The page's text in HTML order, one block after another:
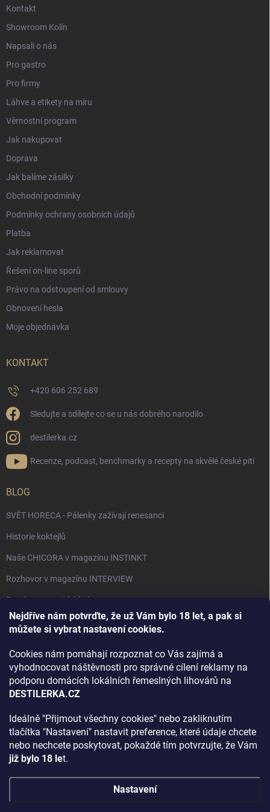
Nejdříve nám potvrďte, že už Vám bylo 18 let, a pak si
můžete si vybrat nastavení cookies.
Cookies nám pomáhají rozpoznat co Vás zajímá a
vyhodnocovat náštěvnosti pro správné cílení reklamy na
podporu domácích lokálních řemeslných lihovárů na
DESTILERKA.CZ
Ideálně "Přijmout všechny cookies" nebo zakliknutím
tlačítka "Nastavení" nastavit preference, které údaje chcete
nebo nechcete poskytovat, pokaždé tím potvrzujte, že Vám
již bylo 18 let.
Nastavení
Kontakt
Showroom Kolín
Napsali o nás
Pro gastro
Pro firmy
Láhve a etikety na míru
Věrnostní program
Jak nakupovat
Doprava
Jak balíme zásilky
Obchodní podmínky
Podmínky ochrany osobních údajů
Platba
Jak reklamovat
Řešení on-line sporů
Právo na odstoupení od smlouvy
Obnovení hesla
Moje objednávka
KONTAKT
+420 606 252 689
Sledujte a sdílejte co se u nás dobrého narodilo
destilerka.cz
Recenze, podcast, benchmarky a recepty na skvělé české pití
BLOG
SVĚT HORECA - Pálenky zažívají renesanci
Historie koktejlů
Naše CHICORA v magazínu INSTINKT
Rozhovor v magazínu INTERVIEW
Bourbon, americká krása.
Napsali v TÝDNU o naší práci
Rozhovor s DESTILERKA.CZ v magazínu DRINKING-CAT
Jak vybrat dárek na Vánoce
Archiv